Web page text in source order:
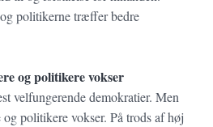
politikerne træffer bedre
og politikere vokser
velfungerende demokratier. Men
politikere vokser. På trods af høj